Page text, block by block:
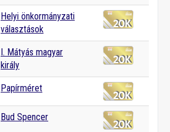
Helyi önkormányzati
választások
I. Mátyás magyar
király
Papírméret
Bud Spencer